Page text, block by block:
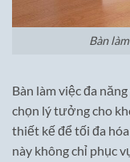
Bàn
Bàn làm việc đa
chọn lý tưởng cho
thiết kế để tối đa
này không chỉ phục